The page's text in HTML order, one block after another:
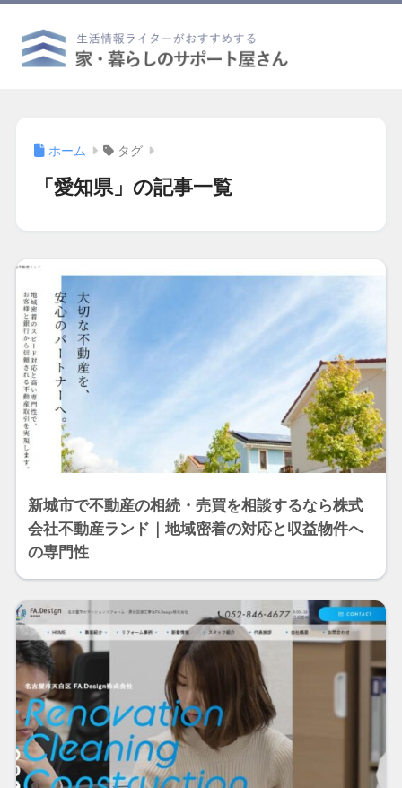
ホーム タグ
「愛知県」の記事一覧
新城市で不動産の相続・売買を相談するなら株式
会社不動産ランド｜地域密着の対応と収益物件へ
の専門性